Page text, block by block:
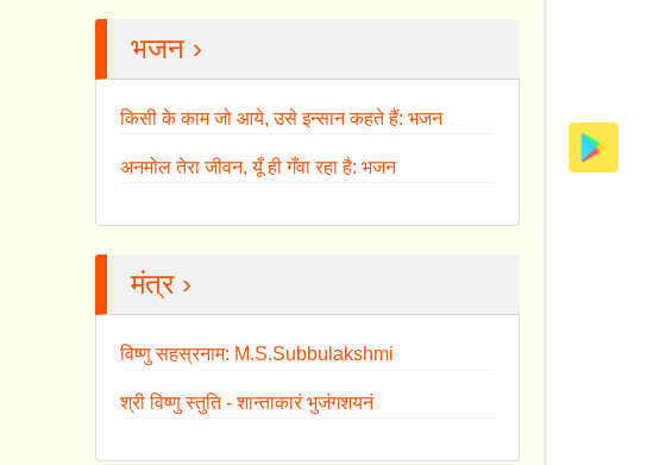
भजन ›
किसी के काम जो आये, उसे इन्सान कहते हैं: भजन
अनमोल तेरा जीवन, यूँ ही गँवा रहा है: भजन
मंत्र ›
विष्णु सहस्रनाम: M.S.Subbulakshmi
श्री विष्णु स्तुति - शान्ताकारं भुजंगशयनं